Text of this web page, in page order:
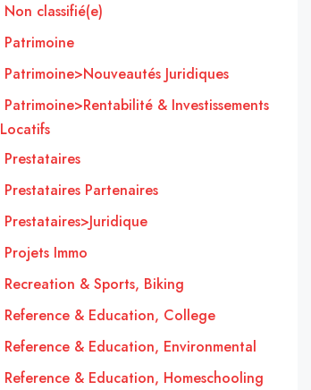
Non classifié(e)
Patrimoine
Patrimoine>Nouveautés Juridiques
Patrimoine>Rentabilité & Investissements
Locatifs
Prestataires
Prestataires Partenaires
Prestataires>Juridique
Projets Immo
Recreation & Sports, Biking
Reference & Education, College
Reference & Education, Environmental
Reference & Education, Homeschooling